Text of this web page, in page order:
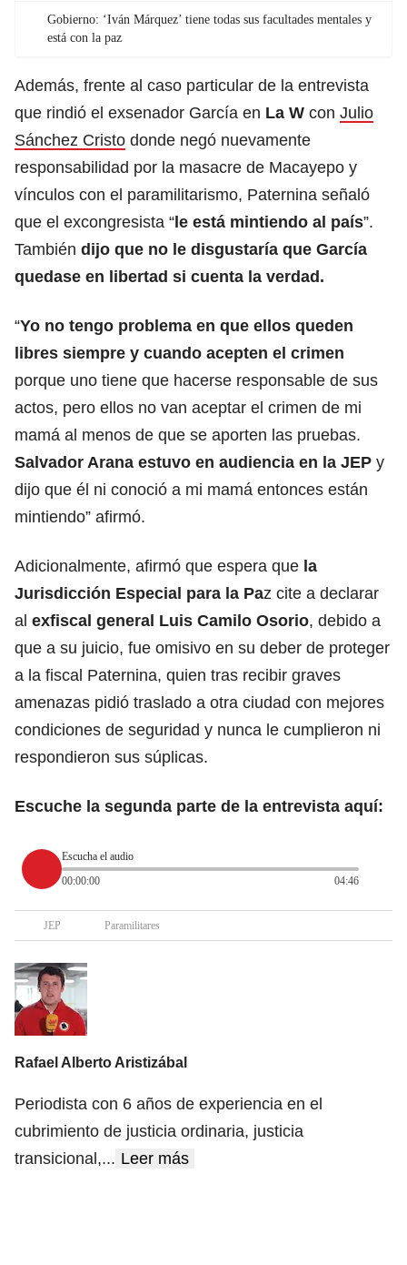
Gobierno: ‘Iván Márquez’ tiene todas sus facultades mentales y
está con la paz
Además, frente al caso particular de la entrevista
que rindió el exsenador García en La W con Julio
Sánchez Cristo donde negó nuevamente
responsabilidad por la masacre de Macayepo y
vínculos con el paramilitarismo, Paternina señaló
que el excongresista “le está mintiendo al país”.
También dijo que no le disgustaría que García
quedase en libertad si cuenta la verdad.
“Yo no tengo problema en que ellos queden
libres siempre y cuando acepten el crimen
porque uno tiene que hacerse responsable de sus
actos, pero ellos no van aceptar el crimen de mi
mamá al menos de que se aporten las pruebas.
Salvador Arana estuvo en audiencia en la JEP y
dijo que él ni conoció a mi mamá entonces están
mintiendo” afirmó.
Adicionalmente, afirmó que espera que la
Jurisdicción Especial para la Paz cite a declarar
al exfiscal general Luis Camilo Osorio, debido a
que a su juicio, fue omisivo en su deber de proteger
a la fiscal Paternina, quien tras recibir graves
amenazas pidió traslado a otra ciudad con mejores
condiciones de seguridad y nunca le cumplieron ni
respondieron sus súplicas.
Escuche la segunda parte de la entrevista aquí:
Escucha el audio
00:00:00
04:46
JEP Paramilitares
Rafael Alberto Aristizábal
Periodista con 6 años de experiencia en el
cubrimiento de justicia ordinaria, justicia
transicional,... Leer más